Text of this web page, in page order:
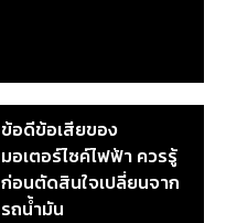
ข้อดีข้อเสียของ
มอเตอร์ไซค์ไฟฟ้า ควรรู้
ก่อนตัดสินใจเปลี่ยนจาก
รถน้ำมัน